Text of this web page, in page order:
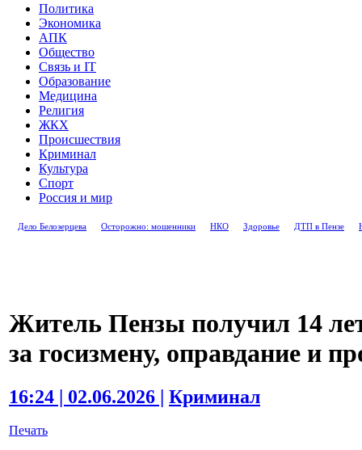
Политика
Экономика
АПК
Общество
Связь и IT
Образование
Медицина
Религия
ЖКХ
Происшествия
Криминал
Культура
Спорт
Россия и мир
Дело Белозерцева Осторожно: мошенники НКО Здоровье ДТП в Пензе
Житель Пензы получил 14
за госизмену, оправдание и
16:24 | 02.06.2026 | Криминал
Печать